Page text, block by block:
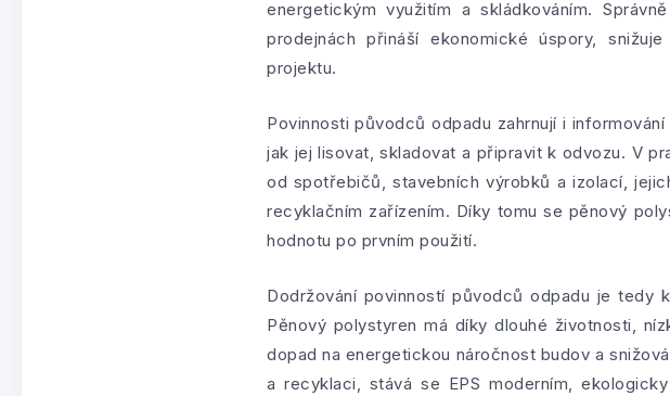
energetickým využitím a skládkováním.
prodejnách přináší ekonomické úspory,
projektu.
Povinnosti původců odpadu zahrnují i
jak jej lisovat, skladovat a připravit k odvozu. V
od spotřebičů, stavebních výrobků a izolací,
recyklačním zařízením. Díky tomu se pěnový
hodnotu po prvním použití.
Dodržování povinností původců odpadu je tedy
Pěnový polystyren má díky dlouhé životnosti,
dopad na energetickou náročnost budov a
a recyklaci, stává se EPS moderním,